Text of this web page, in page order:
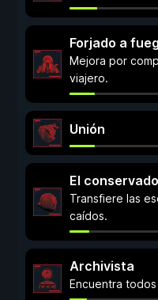
Forjado a
Mejora por
viajero.
Unión
El
Transfiere las
caídos.
Archivista
Encuentra